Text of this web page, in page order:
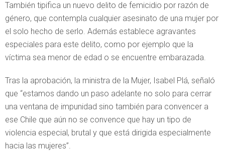
También tipifica un nuevo delito de femicidio por razón de
género, que contempla cualquier asesinato de una mujer por
el solo hecho de serlo. Además establece agravantes
especiales para este delito, como por ejemplo que la
víctima sea menor de edad o se encuentre embarazada.
Tras la aprobación, la ministra de la Mujer, Isabel Plá, señaló
que “estamos dando un paso adelante no solo para cerrar
una ventana de impunidad sino también para convencer a
ese Chile que aún no se convence que hay un tipo de
violencia especial, brutal y que está dirigida especialmente
hacia las mujeres”.